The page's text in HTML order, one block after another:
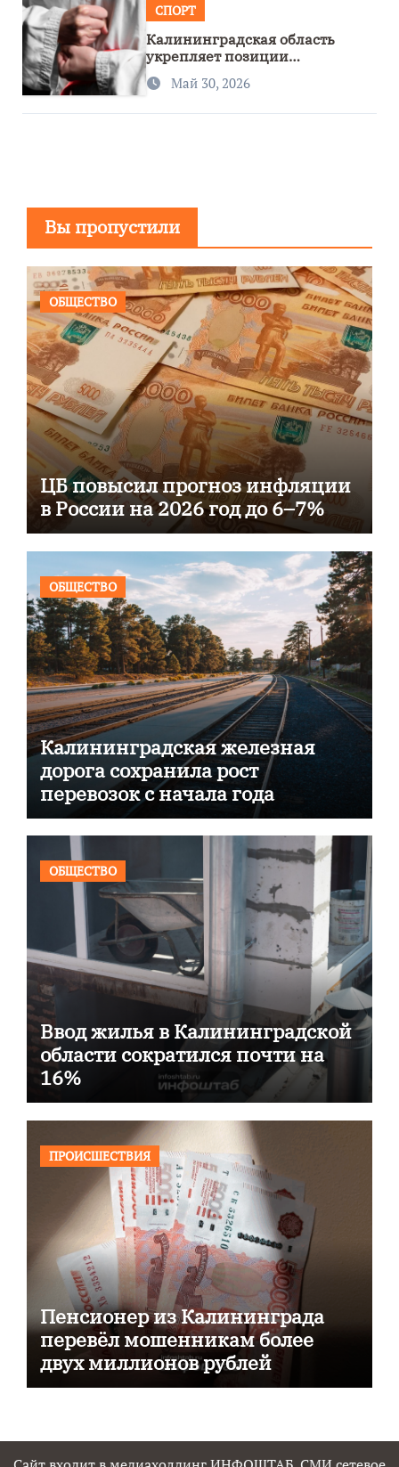
СПОРТ
Калининградская область
укрепляет позиции
спортивного региона
Май 30, 2026
Вы пропустили
ОБЩЕСТВО
ЦБ повысил прогноз инфляции
в России на 2026 год до 6–7%
ОБЩЕСТВО
Калининградская железная
дорога сохранила рост
перевозок с начала года
ОБЩЕСТВО
Ввод жилья в Калининградской
области сократился почти на
16%
ПРОИСШЕСТВИЯ
Пенсионер из Калининграда
перевёл мошенникам более
двух миллионов рублей